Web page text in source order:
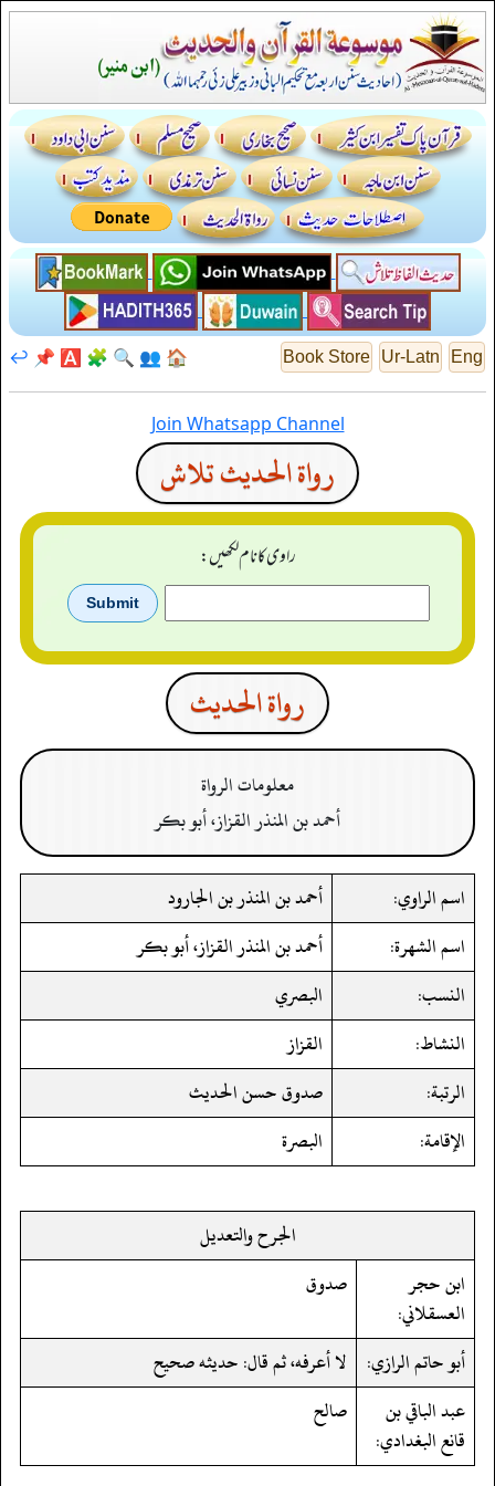
Eng
Ur-Latn
Book Store
🏠
👥
🔍
🧩
🅰️
📌
↩️
Join Whatsapp Channel
رواة الحديث تلاش
راوی کا نام لکھیں:
رواة الحدیث
معلومات الرواة
أحمد بن المنذر القزاز، أبو بكر
اسم الراوي:
أحمد بن المنذر بن الجارود
اسم الشهرة:
أحمد بن المنذر القزاز، أبو بكر
النسب:
البصري
النشاط:
القزاز
الرتبة:
صدوق حسن الحديث
الإقامة:
البصرة
الجرح والتعديل
ابن حجر
العسقلاني:
صدوق
أبو حاتم الرازي:
لا أعرفه، ثم قال: حديثه صحيح
عبد الباقي بن
قانع البغدادي:
صالح